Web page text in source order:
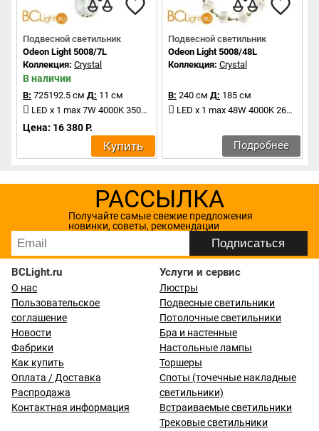
Подвесной светильник
Odeon Light 5008/7L
Коллекция: Crystal
В наличии
В: 725192.5 см Д: 11 см
LED x 1 max 7W 4000K 350Lm
Цена: 16 380 Р.
Купить
Подвесной светильник
Odeon Light 5008/48L
Коллекция: Crystal
В: 240 см Д: 185 см
LED x 1 max 48W 4000K 2640Lm
Подробнее
РАССЫЛКА
Получайте самые свежие предложения
новинки, советы, рекомендации
BCLight.ru
О нас
Пользовательское
соглашение
Новости
Фабрики
Как купить
Оплата / Доставка
Распродажа
Контактная информация
Услуги и сервис
Люстры
Подвесные светильники
Потолочные светильники
Бра и настенные
Настольные лампы
Торшеры
Споты (точечные накладные
светильники)
Встраиваемые светильники
Трековые светильники